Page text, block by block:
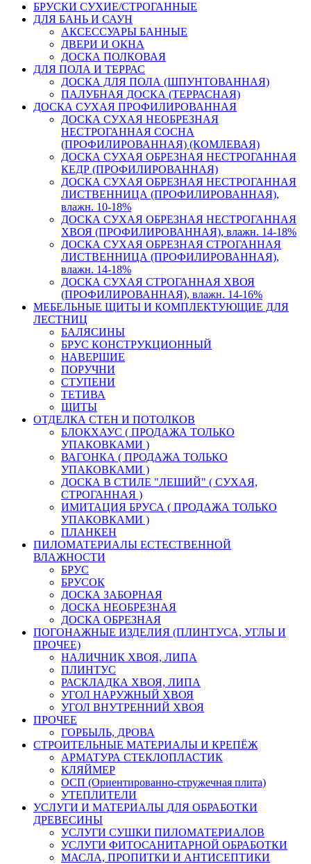
БРУСКИ СУХИЕ/СТРОГАННЫЕ
ДЛЯ БАНЬ И САУН
АКСЕССУАРЫ БАННЫЕ
ДВЕРИ И ОКНА
ДОСКА ПОЛКОВАЯ
ДЛЯ ПОЛА И ТЕРРАС
ДОСКА ДЛЯ ПОЛА (ШПУНТОВАННАЯ)
ПАЛУБНАЯ ДОСКА (ТЕРРАСНАЯ)
ДОСКА СУХАЯ ПРОФИЛИРОВАННАЯ
ДОСКА СУХАЯ НЕОБРЕЗНАЯ
НЕСТРОГАННАЯ СОСНА
(ПРОФИЛИРОВАННАЯ) (КОМЛЕВАЯ)
ДОСКА СУХАЯ ОБРЕЗНАЯ НЕСТРОГАННАЯ
КЕДР (ПРОФИЛИРОВАННАЯ)
ДОСКА СУХАЯ ОБРЕЗНАЯ НЕСТРОГАННАЯ
ЛИСТВЕННИЦА (ПРОФИЛИРОВАННАЯ),
влажн. 10-18%
ДОСКА СУХАЯ ОБРЕЗНАЯ НЕСТРОГАННАЯ
ХВОЯ (ПРОФИЛИРОВАННАЯ), влажн. 14-18%
ДОСКА СУХАЯ ОБРЕЗНАЯ СТРОГАННАЯ
ЛИСТВЕННИЦА (ПРОФИЛИРОВАННАЯ),
влажн. 14-18%
ДОСКА СУХАЯ СТРОГАННАЯ ХВОЯ
(ПРОФИЛИРОВАННАЯ), влажн. 14-16%
МЕБЕЛЬНЫЕ ЩИТЫ И КОМПЛЕКТУЮЩИЕ ДЛЯ
ЛЕСТНИЦ
БАЛЯСИНЫ
БРУС КОНСТРУКЦИОННЫЙ
НАВЕРШИЕ
ПОРУЧНИ
СТУПЕНИ
ТЕТИВА
ЩИТЫ
ОТДЕЛКА СТЕН И ПОТОЛКОВ
БЛОКХАУС ( ПРОДАЖА ТОЛЬКО
УПАКОВКАМИ )
ВАГОНКА ( ПРОДАЖА ТОЛЬКО
УПАКОВКАМИ )
ДОСКА В СТИЛЕ "ЛЕШИЙ" ( СУХАЯ,
СТРОГАННАЯ )
ИМИТАЦИЯ БРУСА ( ПРОДАЖА ТОЛЬКО
УПАКОВКАМИ )
ПЛАНКЕН
ПИЛОМАТЕРИАЛЫ ЕСТЕСТВЕННОЙ
ВЛАЖНОСТИ
БРУС
БРУСОК
ДОСКА ЗАБОРНАЯ
ДОСКА НЕОБРЕЗНАЯ
ДОСКА ОБРЕЗНАЯ
ПОГОНАЖНЫЕ ИЗДЕЛИЯ (ПЛИНТУСА, УГЛЫ И
ПРОЧЕЕ)
НАЛИЧНИК ХВОЯ, ЛИПА
ПЛИНТУС
РАСКЛАДКА ХВОЯ, ЛИПА
УГОЛ НАРУЖНЫЙ ХВОЯ
УГОЛ ВНУТРЕННИЙ ХВОЯ
ПРОЧЕЕ
ГОРБЫЛЬ, ДРОВА
СТРОИТЕЛЬНЫЕ МАТЕРИАЛЫ И КРЕПЁЖ
АРМАТУРА СТЕКЛОПЛАСТИК
КЛЯЙМЕР
ОСП (Ориентированно-стружечная плита)
УТЕПЛИТЕЛИ
УСЛУГИ И МАТЕРИАЛЫ ДЛЯ ОБРАБОТКИ
ДРЕВЕСИНЫ
УСЛУГИ СУШКИ ПИЛОМАТЕРИАЛОВ
УСЛУГИ ФИТОСАНИТАРНОЙ ОБРАБОТКИ
МАСЛА, ПРОПИТКИ И АНТИСЕПТИКИ